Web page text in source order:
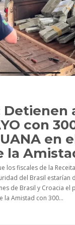
Detienen
con
en
la
los fiscales de la
del Brasil estarían
de Brasil y Croacia el
la Amistad con 300...